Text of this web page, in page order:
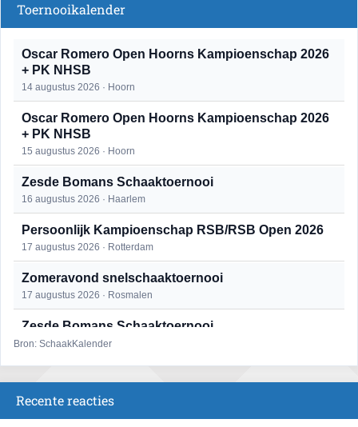
Toernooikalender
Oscar Romero Open Hoorns Kampioenschap 2026
+ PK NHSB
14 augustus 2026 · Hoorn
Oscar Romero Open Hoorns Kampioenschap 2026
+ PK NHSB
15 augustus 2026 · Hoorn
Zesde Bomans Schaaktoernooi
16 augustus 2026 · Haarlem
Persoonlijk Kampioenschap RSB/RSB Open 2026
17 augustus 2026 · Rotterdam
Zomeravond snelschaaktoernooi
17 augustus 2026 · Rosmalen
Zesde Bomans Schaaktoernooi
17 augustus 2026 · Haarlem
Persoonlijk Kampioenschap RSB/RSB Open 2026
Bron: SchaakKalender
Recente reacties